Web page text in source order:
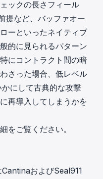
ックの長さフィール
提など、バッファオー
ーといったネイティブ
的に見られるパターン
にコントラクト間の暗
さった場合、低レベル
にして古典的な攻撃
再導入してしまうかを
をご覧ください。
およびSeal911